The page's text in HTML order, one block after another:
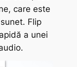
care este
Flip
a unei